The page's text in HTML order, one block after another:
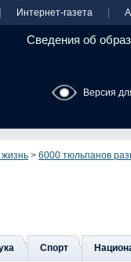
Интернет-газета
Сведения об
Версия
> 6000 тюльпанов
Спорт